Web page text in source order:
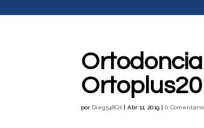
por Dieg548Cd |Abr 11, 2019 |0